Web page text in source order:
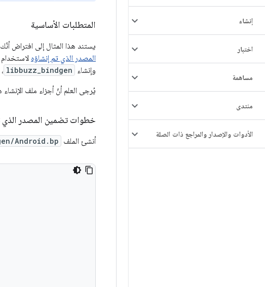
إنشاء
اختبار
مساهمة
منتدى
الأدوات والإصدار والمراجع ذات الصلة
المتطلبات الأساسية
يستند هذا المثال إلى افتراض
المصدر الذي تم إنشاؤه لاستخدام
وإنشاء libbuzz_bindgen
يُرجى العلم أنّ أجزاء ملف
خطوات تضمين المصدر الذي
أنشئ الملف Android.bp